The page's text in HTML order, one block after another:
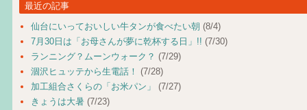
最近の記事
仙台にいっておいしい牛タンが食べたい朝 (8/4)
7月30日は「お母さんが夢に乾杯する日」!! (7/30)
ランニング？ムーンウォーク？ (7/29)
涸沢ヒュッテから生電話！ (7/28)
加工組合さくらの「お米パン」
(7/27)
きょうは大暑 (7/23)